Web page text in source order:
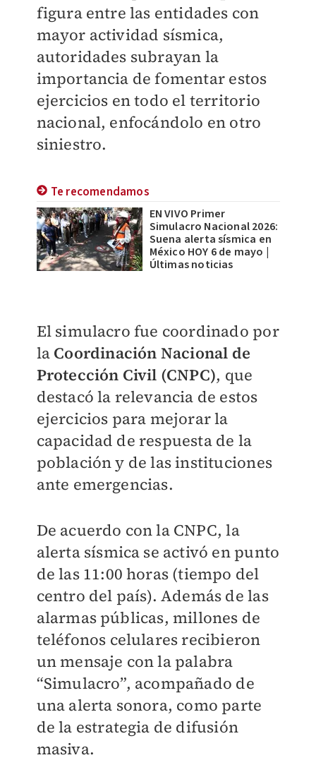
figura entre las entidades con
mayor actividad sísmica,
autoridades subrayan la
importancia de fomentar estos
ejercicios en todo el territorio
nacional, enfocándolo en otro
siniestro.
Te recomendamos
EN VIVO Primer
Simulacro Nacional 2026:
Suena alerta sísmica en
México HOY 6 de mayo |
Últimas noticias
El simulacro fue coordinado por
la Coordinación Nacional de
Protección Civil (CNPC), que
destacó la relevancia de estos
ejercicios para mejorar la
capacidad de respuesta de la
población y de las instituciones
ante emergencias.
De acuerdo con la CNPC, la
alerta sísmica se activó en punto
de las 11:00 horas (tiempo del
centro del país). Además de las
alarmas públicas, millones de
teléfonos celulares recibieron
un mensaje con la palabra
“Simulacro”, acompañado de
una alerta sonora, como parte
de la estrategia de difusión
masiva.